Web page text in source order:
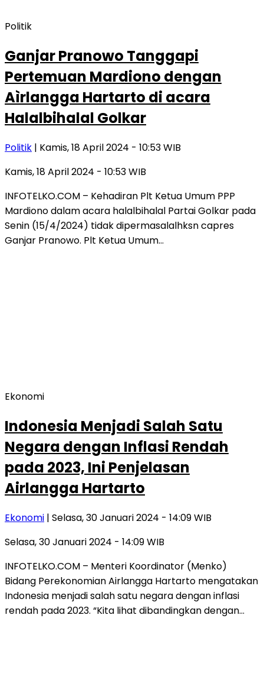
Politik
Ganjar Pranowo Tanggapi
Pertemuan Mardiono dengan
Aìrlangga Hartarto di acara
Halalbihalal Golkar
Politik | Kamis, 18 April 2024 - 10:53 WIB
Kamis, 18 April 2024 - 10:53 WIB
INFOTELKO.COM – Kehadiran Plt Ketua Umum PPP
Mardiono dalam acara halalbihalal Partai Golkar pada
Senin (15/4/2024) tidak dipermasalalhksn capres
Ganjar Pranowo. Plt Ketua Umum…
Ekonomi
Indonesia Menjadi Salah Satu
Negara dengan Inflasi Rendah
pada 2023, Ini Penjelasan
Airlangga Hartarto
Ekonomi | Selasa, 30 Januari 2024 - 14:09 WIB
Selasa, 30 Januari 2024 - 14:09 WIB
INFOTELKO.COM – Menteri Koordinator (Menko)
Bidang Perekonomian Airlangga Hartarto mengatakan
Indonesia menjadi salah satu negara dengan inflasi
rendah pada 2023. “Kita lihat dibandingkan dengan…